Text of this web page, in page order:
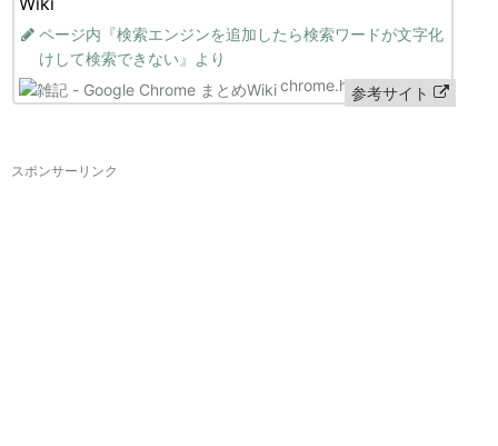
ページ内『検索エンジンを追加したら検索ワードが文字化
けして検索できない』より
chrome.half-moon.org
参考サイト
スポンサーリンク